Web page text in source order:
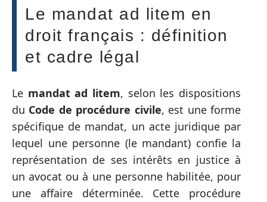
Le mandat ad litem en
droit français : définition
et cadre légal
Le mandat ad litem, selon les dispositions
du Code de procédure civile, est une forme
spécifique de mandat, un acte juridique par
lequel une personne (le mandant) confie la
représentation de ses intérêts en justice à
un avocat ou à une personne habilitée, pour
une affaire déterminée. Cette procédure